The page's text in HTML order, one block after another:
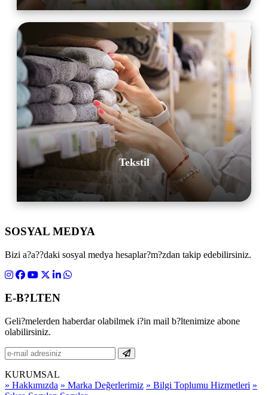
Tekstil
SOSYAL MEDYA
Bizi a?a??daki sosyal medya hesaplar?m?zdan takip edebilirsiniz.
E-B?LTEN
Geli?melerden haberdar olabilmek i?in mail b?ltenimize abone
olabilirsiniz.
KURUMSAL
» Hakkımızda » Marka Değerlerimiz » Bilgi Toplumu Hizmetleri »